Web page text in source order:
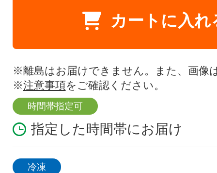
カートに入れ
※離島はお届けできません。また、画像
※注意事項をご確認ください。
時間帯指定可
指定した時間帯にお届け
冷凍